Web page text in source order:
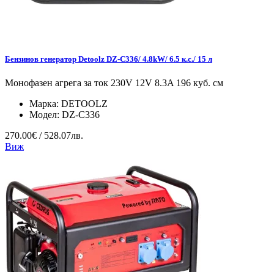
Бензинов генератор Detoolz DZ-C336/ 4.8kW/ 6.5 к.с./ 15 л
Монофазен агрега за ток 230V 12V 8.3A 196 куб. см
Марка: DETOOLZ
Модел: DZ-C336
270.00€ / 528.07лв.
Виж